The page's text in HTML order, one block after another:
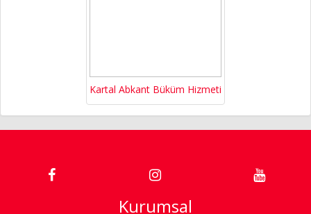
Kartal Abkant Büküm Hizmeti
Kurumsal